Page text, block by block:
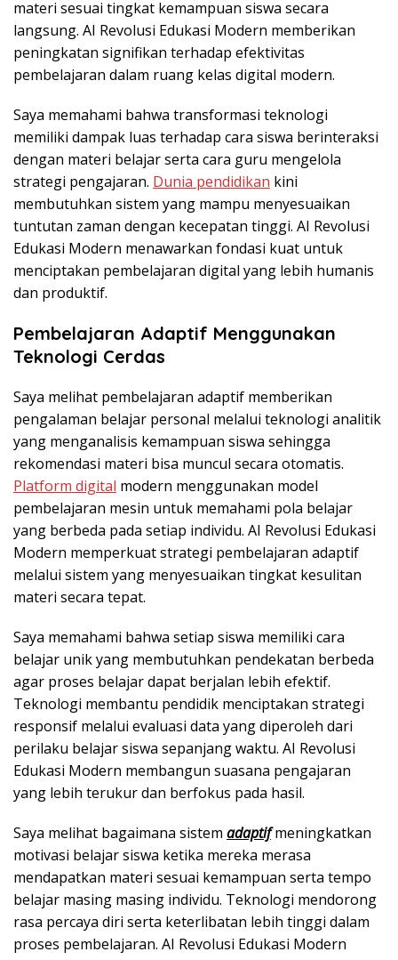
materi sesuai tingkat kemampuan siswa secara
langsung. AI Revolusi Edukasi Modern memberikan
peningkatan signifikan terhadap efektivitas
pembelajaran dalam ruang kelas digital modern.
Saya memahami bahwa transformasi teknologi
memiliki dampak luas terhadap cara siswa berinteraksi
dengan materi belajar serta cara guru mengelola
strategi pengajaran. Dunia pendidikan kini
membutuhkan sistem yang mampu menyesuaikan
tuntutan zaman dengan kecepatan tinggi. AI Revolusi
Edukasi Modern menawarkan fondasi kuat untuk
menciptakan pembelajaran digital yang lebih humanis
dan produktif.
Pembelajaran Adaptif Menggunakan
Teknologi Cerdas
Saya melihat pembelajaran adaptif memberikan
pengalaman belajar personal melalui teknologi analitik
yang menganalisis kemampuan siswa sehingga
rekomendasi materi bisa muncul secara otomatis.
Platform digital modern menggunakan model
pembelajaran mesin untuk memahami pola belajar
yang berbeda pada setiap individu. AI Revolusi Edukasi
Modern memperkuat strategi pembelajaran adaptif
melalui sistem yang menyesuaikan tingkat kesulitan
materi secara tepat.
Saya memahami bahwa setiap siswa memiliki cara
belajar unik yang membutuhkan pendekatan berbeda
agar proses belajar dapat berjalan lebih efektif.
Teknologi membantu pendidik menciptakan strategi
responsif melalui evaluasi data yang diperoleh dari
perilaku belajar siswa sepanjang waktu. AI Revolusi
Edukasi Modern membangun suasana pengajaran
yang lebih terukur dan berfokus pada hasil.
Saya melihat bagaimana sistem adaptifmeningkatkan
motivasi belajar siswa ketika mereka merasa
mendapatkan materi sesuai kemampuan serta tempo
belajar masing masing individu. Teknologi mendorong
rasa percaya diri serta keterlibatan lebih tinggi dalam
proses pembelajaran. AI Revolusi Edukasi Modern